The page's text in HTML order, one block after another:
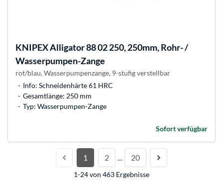
KNIPEXAlligator 88 02 250, 250mm, Rohr- /
Wasserpumpen-Zange
rot/blau, Wasserpumpenzange, 9-stufig verstellbar
Info: Schneidenhärte 61 HRC
Gesamtlänge: 250 mm
Typ: Wasserpumpen-Zange
Sofort verfügbar
1 2 … 20
1-24 von 463 Ergebnisse